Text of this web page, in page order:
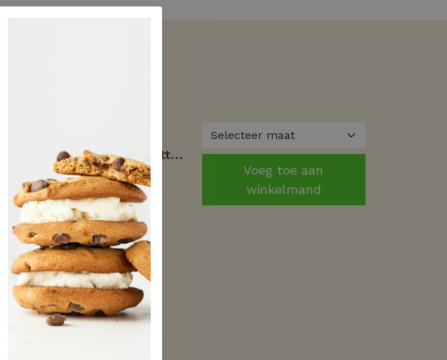
PME Legend short sleeve r-neck cotton elastan Basic T-shirts 8039 - beluga
Voeg toe aan
winkelmand